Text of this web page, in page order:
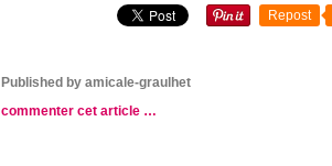
Repost
Published by amicale-graulhet
commenter cet article …